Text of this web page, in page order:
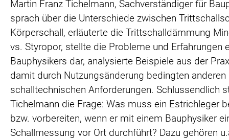
Martin Franz Tichelmann, Sachverständiger für
sprach über die Unterschiede zwischen
Körperschall, erläuterte die Trittschalldämmung
vs. Styropor, stellte die Probleme und Erfahrungen
Bauphysikers dar, analysierte Beispiele aus der
damit durch Nutzungsänderung bedingten anderen
schalltechnischen Anforderungen. Schlussendlich
Tichelmann die Frage: Was muss ein Estrichleger
bzw. vorbereiten, wenn er mit einem Bauphysiker
Schallmessung vor Ort durchführt? Dazu gehören